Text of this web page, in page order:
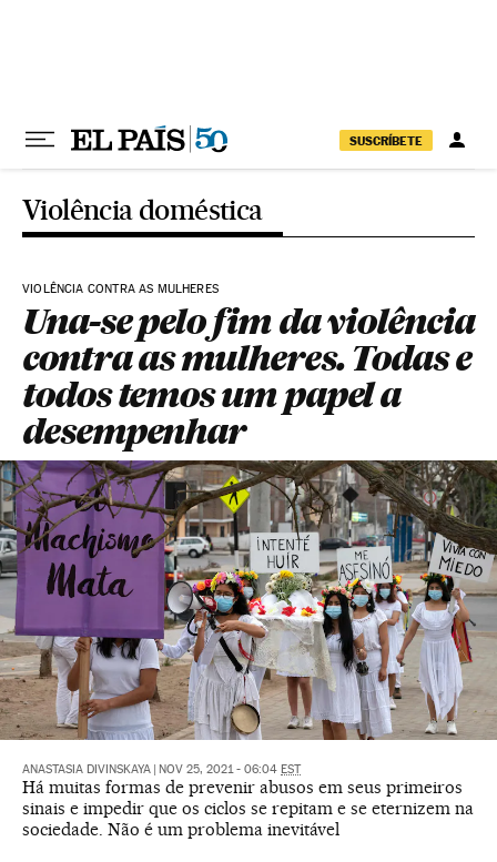
SUSCRÍBETE
Violência doméstica
VIOLÊNCIA CONTRA AS MULHERES
Una-se pelo fim da violência
contra as mulheres. Todas e
todos temos um papel a
desempenhar
ANASTASIA DIVINSKAYA NOV 25, 2021 - 06:04 EST
Há muitas formas de prevenir abusos em seus primeiros
sinais e impedir que os ciclos se repitam e se eternizem na
sociedade. Não é um problema inevitável